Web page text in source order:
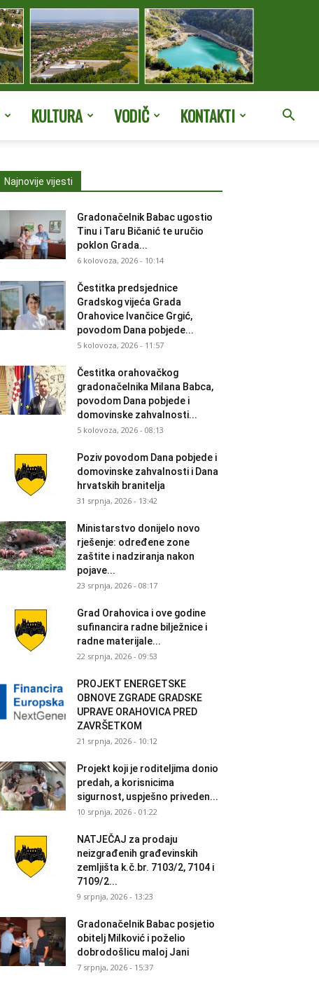
KULTURA VODIČ KONTAKTI
Najnovije vijesti
Gradonačelnik Babac ugostio
Tinu i Taru Bičanić te uručio
poklon Grada...
6 kolovoza, 2026 - 10:14
Čestitka predsjednice
Gradskog vijeća Grada
Orahovice Ivančice Grgić,
povodom Dana pobjede...
5 kolovoza, 2026 - 11:57
Čestitka orahovačkog
gradonačelnika Milana Babca,
povodom Dana pobjede i
domovinske zahvalnosti...
5 kolovoza, 2026 - 08:13
Poziv povodom Dana pobjede i
domovinske zahvalnosti i Dana
hrvatskih branitelja
31 srpnja, 2026 - 13:42
Ministarstvo donijelo novo
rješenje: određene zone
zaštite i nadziranja nakon
pojave...
23 srpnja, 2026 - 08:17
Grad Orahovica i ove godine
sufinancira radne bilježnice i
radne materijale...
22 srpnja, 2026 - 09:53
PROJEKT ENERGETSKE
OBNOVE ZGRADE GRADSKE
UPRAVE ORAHOVICA PRED
ZAVRŠETKOM
21 srpnja, 2026 - 10:12
Projekt koji je roditeljima donio
predah, a korisnicima
sigurnost, uspješno priveden...
10 srpnja, 2026 - 01:22
NATJEČAJ za prodaju
neizgrađenih građevinskih
zemljišta k.č.br. 7103/2, 7104 i
7109/2...
9 srpnja, 2026 - 13:23
Gradonačelnik Babac posjetio
obitelj Milković i poželio
dobrodošlicu maloj Jani
7 srpnja, 2026 - 15:37